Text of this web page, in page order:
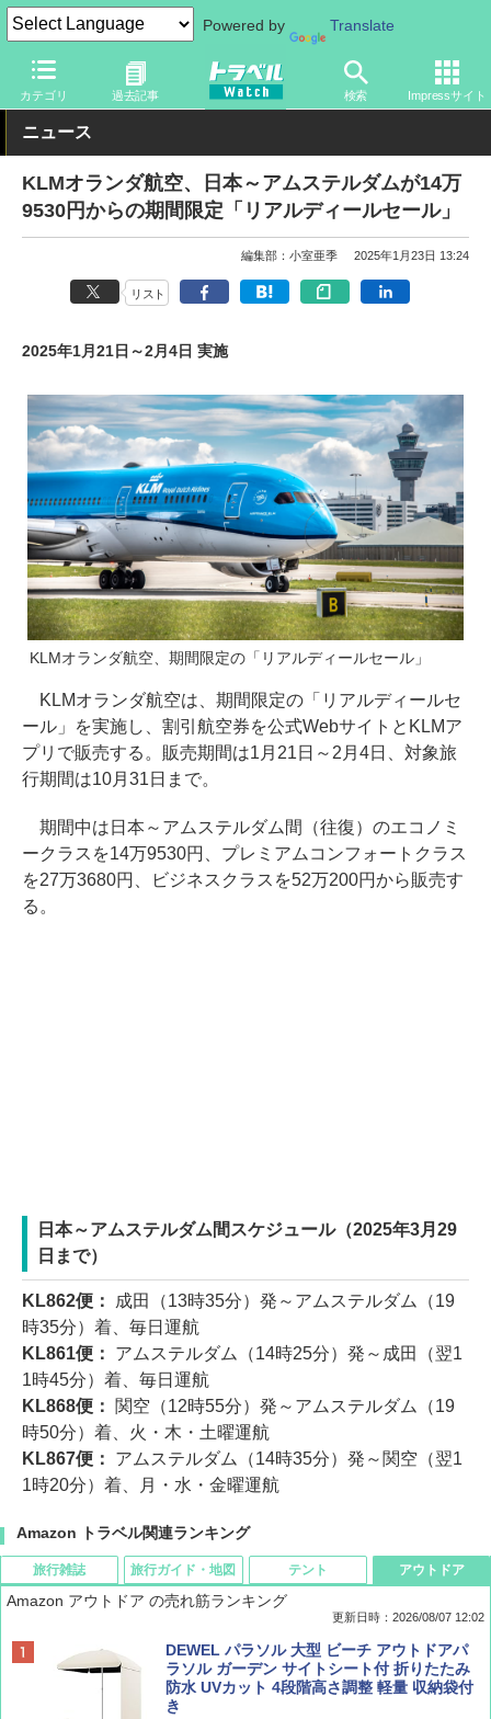
Powered by Translate
カテゴリ 過去記事 検索 Impressサイト
トラベル Watch 地域 海外旅行 ヨーロッパ
ニュース
KLMオランダ航空、日本～アムステルダムが14万
9530円からの期間限定「リアルディールセール」
編集部：小室亜季 2025年1月23日 13:24
リスト
2025年1月21日～2月4日 実施
KLMオランダ航空、期間限定の「リアルディールセール」
KLMオランダ航空は、期間限定の「リアルディールセ
ール」を実施し、割引航空券を公式WebサイトとKLMア
プリで販売する。販売期間は1月21日～2月4日、対象旅
行期間は10月31日まで。
期間中は日本～アムステルダム間（往復）のエコノミ
ークラスを14万9530円、プレミアムコンフォートクラス
を27万3680円、ビジネスクラスを52万200円から販売す
る。
日本～アムステルダム間スケジュール（2025年3月29
日まで）
KL862便：
成田（13時35分）発～アムステルダム（19
時35分）着、毎日運航
KL861便： アムステルダム（14時25分）発～成田（翌1
1時45分）着、毎日運航
KL868便： 関空（12時55分）発～アムステルダム（19
時50分）着、火・木・土曜運航
KL867便： アムステルダム（14時35分）発～関空（翌1
1時20分）着、月・水・金曜運航
Amazon トラベル関連ランキング
旅行雑誌
ディズニーファン ２０２６年 ９月号 [雑
誌] (ＤＩＳＮＥＹ ＦＡＮ)
￥713
旅行ガイド・地図
D40 地球の歩き方 チェンマイ タイ北部の魅
力的な町 2026～2027 地球の歩き方D アジア
￥2,079
テント
[キャンパーズコレクション 山善] ポップアッ
プテント 傘みたいに広げて畳める パッとサ
ッとサンシェード キューブ フルクローズ メ
ッシュ 簡単設置 ワンタッチテント キャンプ
アウトドア
Amazon アウトドア の売れ筋ランキング
更新日時：2026/08/07 12:02
DEWEL パラソル 大型 ビーチ アウトドアパ
ラソル ガーデン サイトシート付 折りたたみ
防水 UVカット 4段階高さ調整 軽量 収納袋付
き